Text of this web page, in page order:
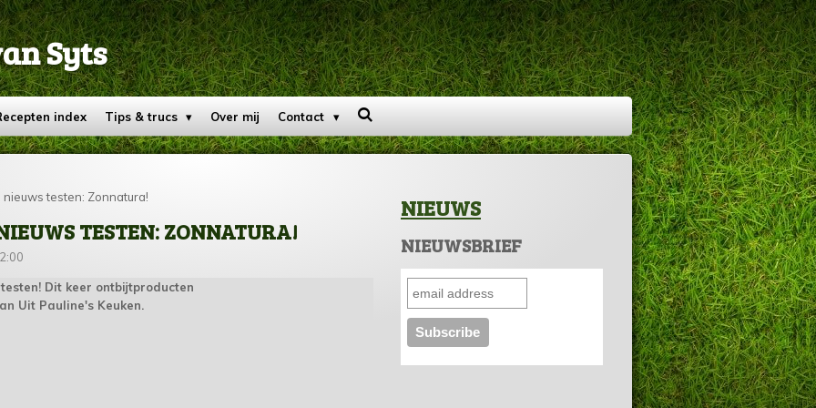
Syts
index Tips & trucs Over mij Contact
nieuws testen: Zonnatura!
TESTEN: ZONNATURA!
Dit keer ontbijtproducten
Uit Pauline's Keuken.
NIEUWS
NIEUWSBRIEF